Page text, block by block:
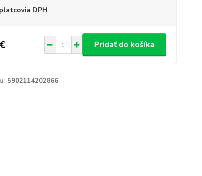
DPH
Pridať do košíka
5902114202866